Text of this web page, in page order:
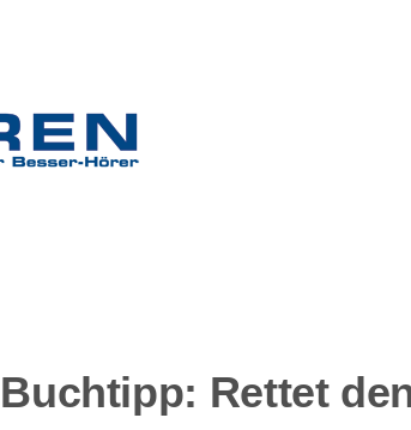
Buchtipp: Rettet